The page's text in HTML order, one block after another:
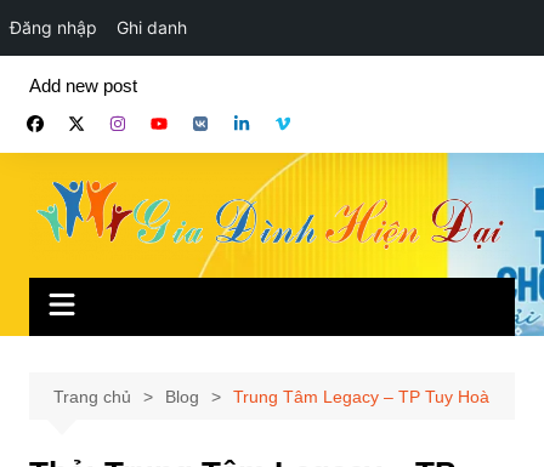
Đăng nhập Ghi danh
phần
Add new post
Trang chủ Blog Trung Tâm Legacy – TP Tuy Hoà